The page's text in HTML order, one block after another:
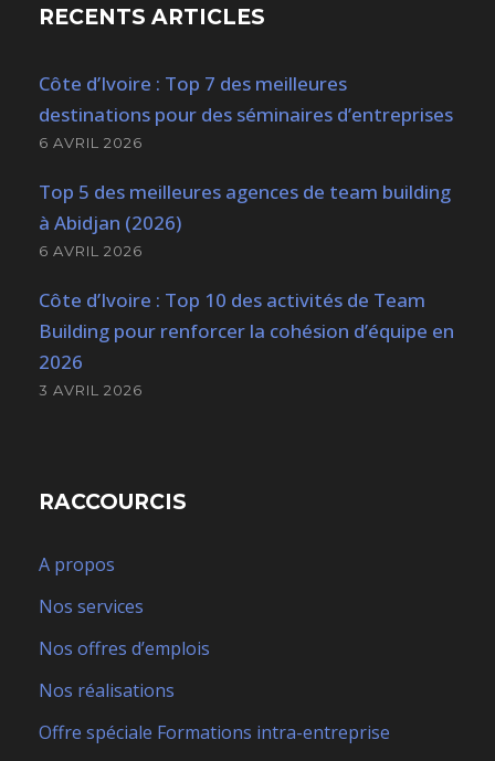
RECENTS ARTICLES
Côte d’Ivoire : Top 7 des meilleures
destinations pour des séminaires d’entreprises
6 AVRIL 2026
Top 5 des meilleures agences de team building
à Abidjan (2026)
6 AVRIL 2026
Côte d’Ivoire : Top 10 des activités de Team
Building pour renforcer la cohésion d’équipe en
2026
3 AVRIL 2026
RACCOURCIS
A propos
Nos services
Nos offres d’emplois
Nos réalisations
Offre spéciale Formations intra-entreprise